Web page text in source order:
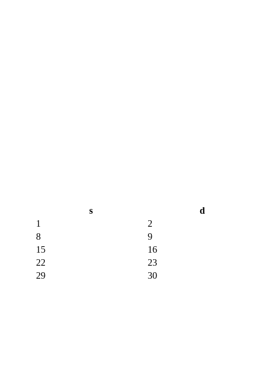
s
d
1
2
8
9
15
16
22
23
29
30